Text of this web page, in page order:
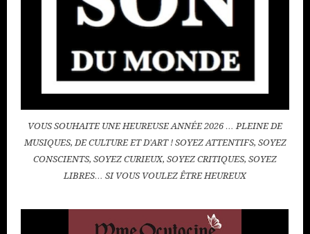
VOUS SOUHAITE UNE HEUREUSE ANNÉE 2026 … PLEINE DE
MUSIQUES, DE CULTURE ET D'ART ! SOYEZ ATTENTIFS, SOYEZ
CONSCIENTS, SOYEZ CURIEUX, SOYEZ CRITIQUES, SOYEZ
LIBRES… SI VOUS VOULEZ ÊTRE HEUREUX